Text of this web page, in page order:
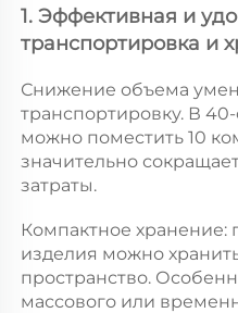
1. Эффективная и
транспортировка и
Снижение объема
транспортировку. В
можно поместить 10
значительно
затраты.
Компактное хранение:
изделия можно
пространство.
массового или